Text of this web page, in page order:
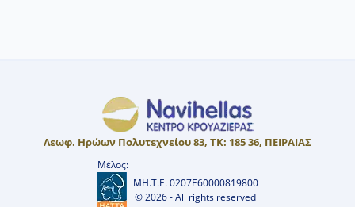
Λεωφ. Ηρώων Πολυτεχνείου 83, ΤΚ: 185 36, ΠΕΙΡΑΙΑΣ
Μέλος:
ΜΗ.Τ.Ε. 0207Ε60000819800
© 2026 - All rights reserved